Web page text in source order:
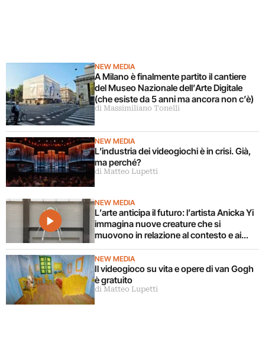
NEW MEDIA
A Milano è finalmente partito il cantiere
del Museo Nazionale dell’Arte Digitale
(che esiste da 5 anni ma ancora non c’è)
di Massimiliano Tonelli
NEW MEDIA
L’industria dei videogiochi è in crisi. Già,
ma perché?
di Matteo Lupetti
NEW MEDIA
L’arte anticipa il futuro: l’artista Anicka Yi
immagina nuove creature che si
muovono in relazione al contesto e ai
corpi circostanti
NEW MEDIA
Il videogioco su vita e opere di van Gogh
è gratuito
di Matteo Lupetti